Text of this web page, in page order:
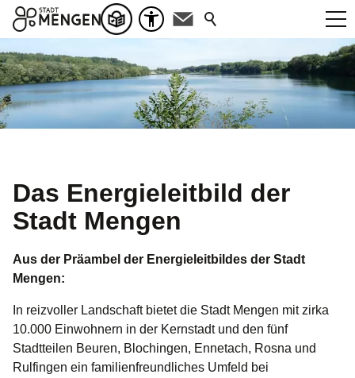
Das Energieleitbild der
Stadt Mengen
Aus der Präambel der Energieleitbildes der Stadt
Mengen:
In reizvoller Landschaft bietet die Stadt Mengen mit zirka
10.000 Einwohnern in der Kernstadt und den fünf
Stadtteilen Beuren, Blochingen, Ennetach, Rosna und
Rulfingen ein familienfreundliches Umfeld bei